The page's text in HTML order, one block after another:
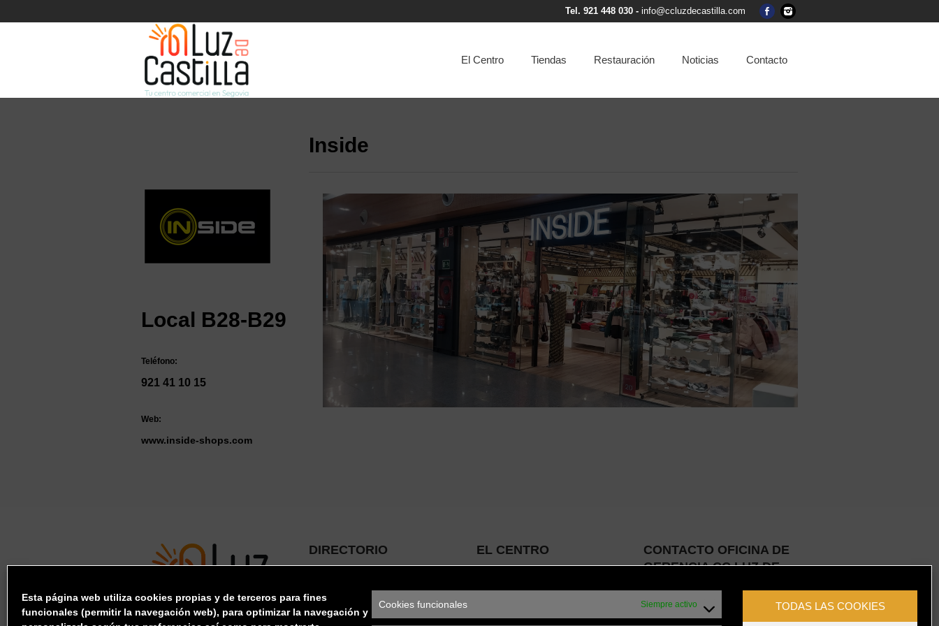
Esta página web utiliza cookies propias y de terceros para fines
funcionales (permitir la navegación web), para optimizar la navegación y
Cookies funcionales Siempre activo TODAS LAS COOKIES
Tel. 921 448 030 - info@ccluzdecastilla.com
El Centro Tiendas Restauración Noticias Contacto
Local B28-B29
Teléfono:
921 41 10 15
Web:
www.inside-shops.com
Inside
DIRECTORIO EL CENTRO
CONTACTO OFICINA DE
GERENCIA CC LUZ DE
Calle de Guadarrama, 40006